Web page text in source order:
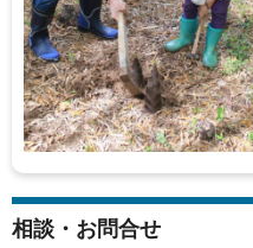
2026年6月26日
民踊講習会 台風接近に伴
2026年6月24日
【令和8年度】第1回武豊町
職） ※申込期間終了
愛知県生涯学習情報システ
相談・お問合せ